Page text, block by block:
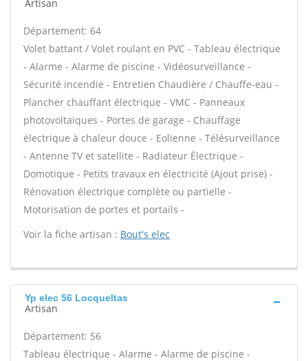
Artisan
Département: 64
Volet battant / Volet roulant en PVC - Tableau électrique
- Alarme - Alarme de piscine - Vidéosurveillance -
Sécurité incendie - Entretien Chaudière / Chauffe-eau -
Plancher chauffant électrique - VMC - Panneaux
photovoltaïques - Portes de garage - Chauffage
électrique à chaleur douce - Eolienne - Télésurveillance
- Antenne TV et satellite - Radiateur Électrique -
Domotique - Petits travaux en électricité (Ajout prise) -
Rénovation électrique complète ou partielle -
Motorisation de portes et portails -
Voir la fiche artisan : Bout's elec
Yp elec 56 Locqueltas
Artisan
Département: 56
Tableau électrique - Alarme - Alarme de piscine -